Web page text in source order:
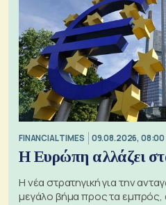
FINANCIAL TIMES 09.08.2026, 08:00
Η Ευρώπη αλλάζει
Η νέα στρατηγική για την
μεγάλο βήμα προς τα